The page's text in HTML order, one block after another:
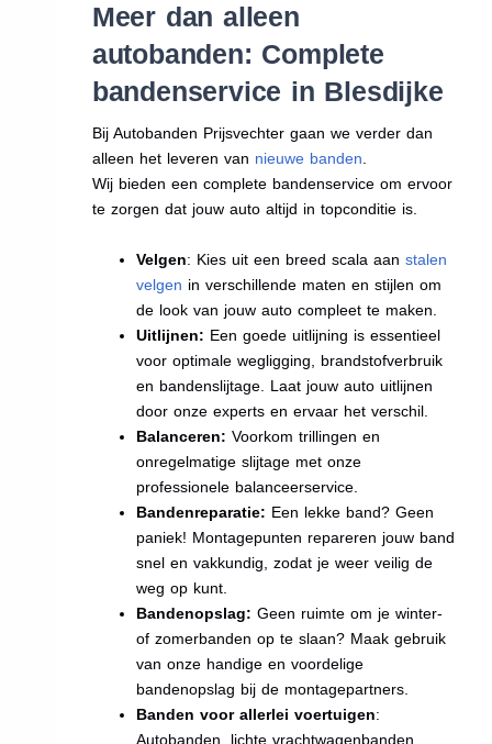
Meer dan alleen
autobanden: Complete
bandenservice in Blesdijke
Bij Autobanden Prijsvechter gaan we verder dan
alleen het leveren van nieuwe banden.
Wij bieden een complete bandenservice om ervoor
te zorgen dat jouw auto altijd in topconditie is.
Velgen: Kies uit een breed scala aan stalen
velgen in verschillende maten en stijlen om
de look van jouw auto compleet te maken.
Uitlijnen: Een goede uitlijning is essentieel
voor optimale wegligging, brandstofverbruik
en bandenslijtage. Laat jouw auto uitlijnen
door onze experts en ervaar het verschil.
Balanceren: Voorkom trillingen en
onregelmatige slijtage met onze
professionele balanceerservice.
Bandenreparatie: Een lekke band? Geen
paniek! Montagepunten repareren jouw band
snel en vakkundig, zodat je weer veilig de
weg op kunt.
Bandenopslag: Geen ruimte om je winter-
of zomerbanden op te slaan? Maak gebruik
van onze handige en voordelige
bandenopslag bij de montagepartners.
Banden voor allerlei voertuigen:
Autobanden, lichte vrachtwagenbanden,